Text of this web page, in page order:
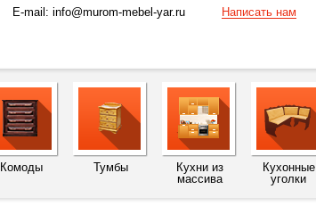
E-mail: info@murom-mebel-yar.ru Написать нам
Комоды Тумбы
Кухни из
массива
Кухонные
уголки